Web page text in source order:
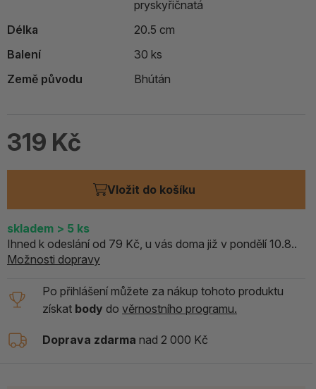
pryskyřičnatá
Délka
20.5 cm
Balení
30 ks
Země původu
Bhútán
319 Kč
Vložit do košíku
skladem > 5 ks
Ihned k odeslání od 79 Kč, u vás doma již v pondělí 10.8..
Možnosti dopravy
Po přihlášení můžete za nákup tohoto produktu
získat body do věrnostního programu.
Doprava zdarma nad 2 000 Kč